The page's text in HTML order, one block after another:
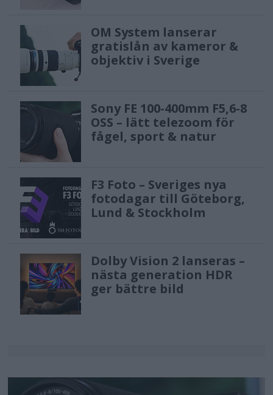
OM System lanserar
gratislån av kameror &
objektiv i Sverige
Sony FE 100-400mm F5,6-8
OSS – lätt telezoom för
fågel, sport & natur
F3 Foto – Sveriges nya
fotodagar till Göteborg,
Lund & Stockholm
Dolby Vision 2 lanseras –
nästa generation HDR
ger bättre bild